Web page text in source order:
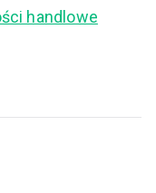
handlowe